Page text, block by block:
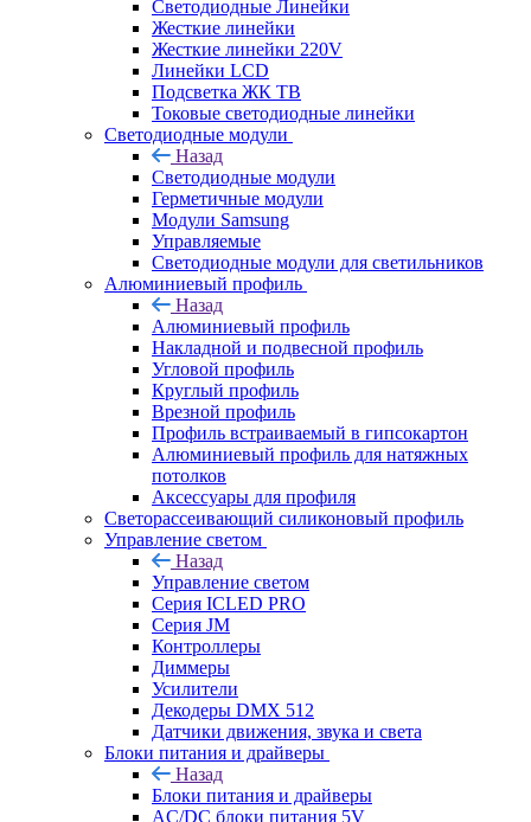
Светодиодные Линейки
Жесткие линейки
Жесткие линейки 220V
Линейки LCD
Подсветка ЖК ТВ
Токовые светодиодные линейки
Светодиодные модули
Назад
Светодиодные модули
Герметичные модули
Модули Samsung
Управляемые
Светодиодные модули для светильников
Алюминиевый профиль
Назад
Алюминиевый профиль
Накладной и подвесной профиль
Угловой профиль
Круглый профиль
Врезной профиль
Профиль встраиваемый в гипсокартон
Алюминиевый профиль для натяжных
потолков
Аксессуары для профиля
Светорассеивающий силиконовый профиль
Управление светом
Назад
Управление светом
Серия ICLED PRO
Серия JM
Контроллеры
Диммеры
Усилители
Декодеры DMX 512
Датчики движения, звука и света
Блоки питания и драйверы
Назад
Блоки питания и драйверы
AC/DC блоки питания 5V